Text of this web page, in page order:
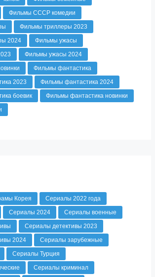
Фильмы СССР комедии
Фильмы триллеры 2023
2024
Фильмы ужасы
Фильмы ужасы 2024
Фильмы фантастика
2023
Фильмы фантастика 2024
боевик
Фильмы фантастика новинки
Корея
Сериалы 2022 года
Сериалы 2024
Сериалы военные
Сериалы детективы 2023
2024
Сериалы зарубежные
Сериалы Турция
Сериалы криминал